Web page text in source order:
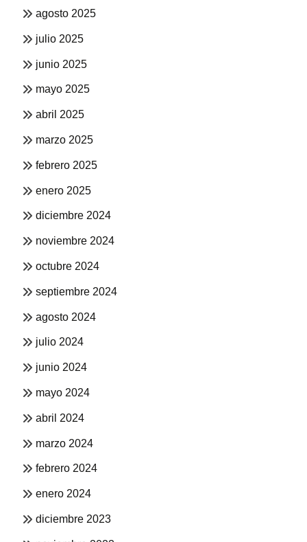
agosto 2025
julio 2025
junio 2025
mayo 2025
abril 2025
marzo 2025
febrero 2025
enero 2025
diciembre 2024
noviembre 2024
octubre 2024
septiembre 2024
agosto 2024
julio 2024
junio 2024
mayo 2024
abril 2024
marzo 2024
febrero 2024
enero 2024
diciembre 2023